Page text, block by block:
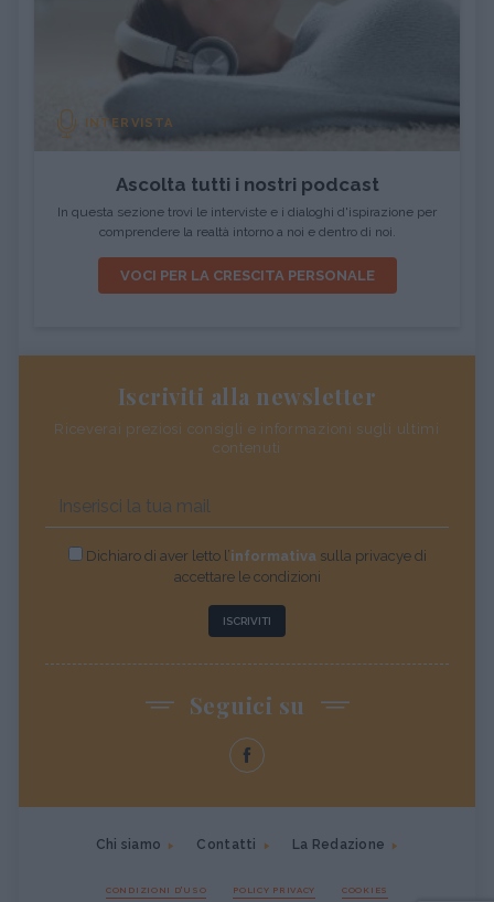
INTERVISTA
Ascolta tutti i nostri podcast
In questa sezione trovi le interviste e i dialoghi d'ispirazione per
comprendere la realtà intorno a noi e dentro di noi.
VOCI PER LA CRESCITA PERSONALE
Iscriviti alla newsletter
Riceverai preziosi consigli e informazioni sugli ultimi
contenuti
Dichiaro di aver letto l’informativasulla privacye di
accettare le condizioni
ISCRIVITI
Seguici su
Chi siamo Contatti La Redazione
CONDIZIONI D'USO POLICY PRIVACY COOKIES